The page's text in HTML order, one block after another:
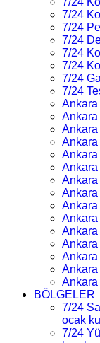
7/24
7/24
7/24
7/24
7/24
7/24
7/24
BÖLGELER
7/24
ocak
7/24